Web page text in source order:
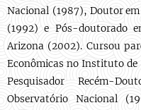
Nacional (1987), Doutor
(1992) e Pós-doutorado
Arizona (2002). Cursou
Econômicas no Instituto de
Pesquisador Recém-
Observatório Nacional